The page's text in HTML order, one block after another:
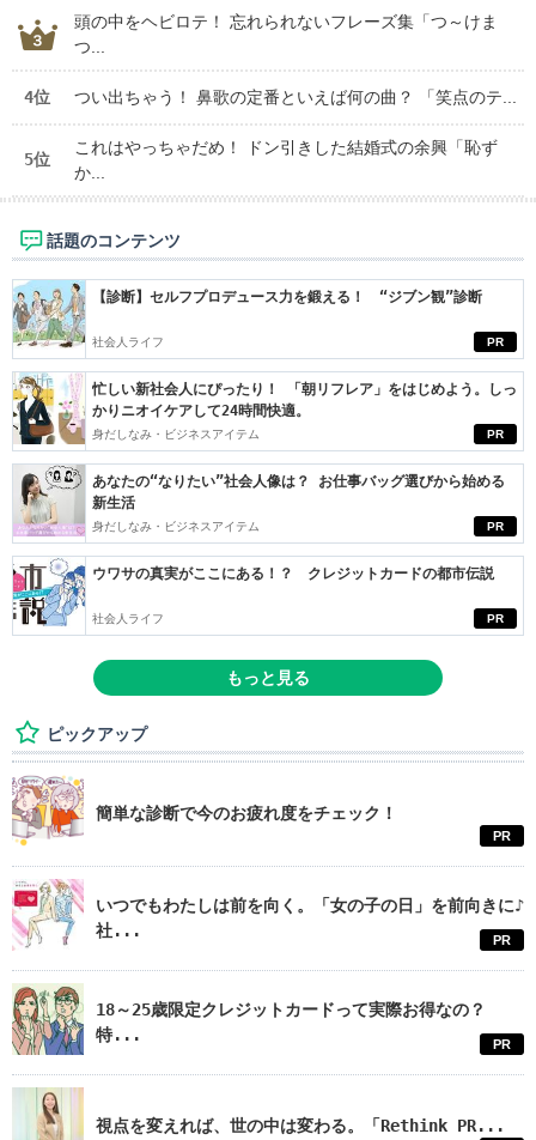
頭の中をヘビロテ！ 忘れられないフレーズ集「つ～けま
つ...
4位 つい出ちゃう！ 鼻歌の定番といえば何の曲？ 「笑点のテ...
5位
これはやっちゃだめ！ ドン引きした結婚式の余興「恥ず
か...
話題のコンテンツ
PR
【診断】セルフプロデュース力を鍛える！ “ジブン観”診断
社会人ライフ
PR
忙しい新社会人にぴったり！ 「朝リフレア」をはじめよう。しっ
かりニオイケアして24時間快適。
身だしなみ・ビジネスアイテム
PR
あなたの“なりたい”社会人像は？ お仕事バッグ選びから始める
新生活
身だしなみ・ビジネスアイテム
PR
ウワサの真実がここにある！？ クレジットカードの都市伝説
社会人ライフ
もっと見る
ピックアップ
簡単な診断で今のお疲れ度をチェック！
PR
いつでもわたしは前を向く。「女の子の日」を前向きに♪
社...
PR
18～25歳限定クレジットカードって実際お得なの？
特...
PR
視点を変えれば、世の中は変わる。「Rethink PR...